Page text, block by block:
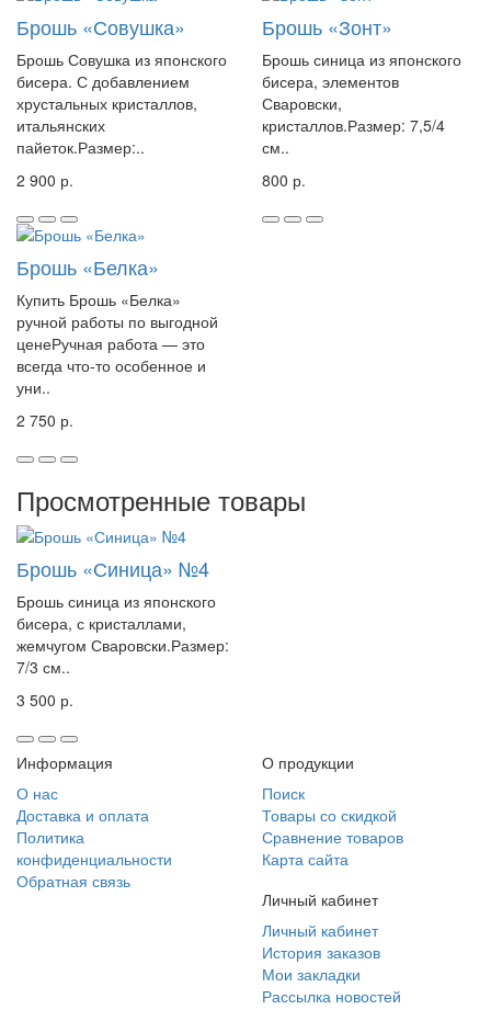
Брошь «Совушка»
Брошь Совушка из японского
бисера. С добавлением
хрустальных кристаллов,
итальянских
пайеток.Размер:..
2 900 р.
Брошь «Зонт»
Брошь синица из японского
бисера, элементов
Сваровски,
кристаллов.Размер: 7,5/4
см..
800 р.
Брошь «Белка»
Купить Брошь «Белка»
ручной работы по выгодной
ценеРучная работа — это
всегда что-то особенное и
уни..
2 750 р.
Просмотренные товары
Брошь «Синица» №4
Брошь синица из японского
бисера, с кристаллами,
жемчугом Сваровски.Размер:
7/3 см..
3 500 р.
Информация
О нас
Доставка и оплата
Политика
конфиденциальности
Обратная связь
О продукции
Поиск
Товары со скидкой
Сравнение товаров
Карта сайта
Личный кабинет
Личный кабинет
История заказов
Мои закладки
Рассылка новостей